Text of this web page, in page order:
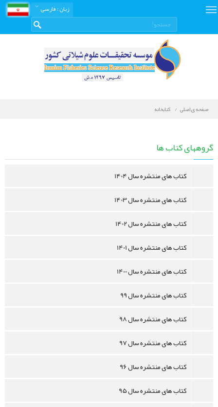
زبان: فارسی
صفحه ی اصلی کتابخانه
دیجیتال
گروههای کتاب ها
کتاب های منتشره سال 1404
کتاب های منتشره سال 1403
کتاب های منتشره سال 1402
کتاب های منتشره سال 1401
کتاب های منتشره سال 1400
کتاب های منتشره سال 99
کتاب های منتشره سال 98
کتاب های منتشره سال 97
کتاب های منتشره سال 96
کتاب های منتشره سال 95